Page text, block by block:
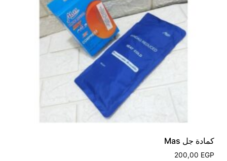
كمادة جل Mas
200,00EGP